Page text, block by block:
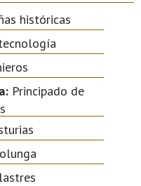
históricas
Principado de